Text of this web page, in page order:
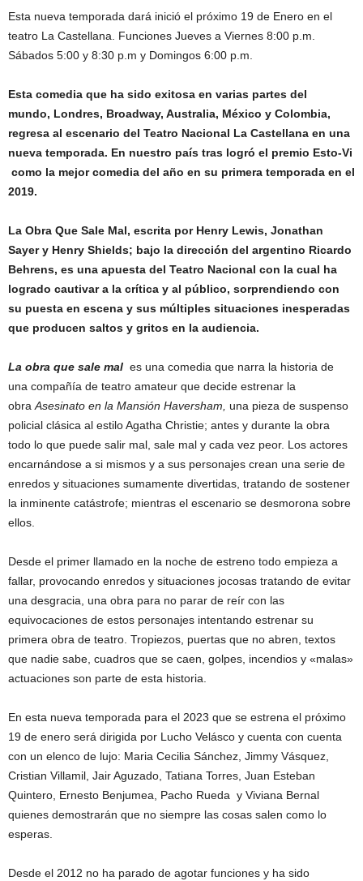
Esta nueva temporada dará inició el próximo 19 de Enero en el
teatro La Castellana. Funciones Jueves a Viernes 8:00 p.m.
Sábados 5:00 y 8:30 p.m y Domingos 6:00 p.m.
Esta comedia que ha sido exitosa en varias partes del
mundo, Londres, Broadway, Australia, México y Colombia,
regresa al escenario del Teatro Nacional La Castellana en una
nueva temporada. En nuestro país tras logró el premio Esto-Vi
como la mejor comedia del año en su primera temporada en el
2019.
La Obra Que Sale Mal, escrita por Henry Lewis, Jonathan
Sayer y Henry Shields; bajo la dirección del argentino Ricardo
Behrens, es una apuesta del Teatro Nacional con la cual ha
logrado cautivar a la crítica y al público, sorprendiendo con
su puesta en escena y sus múltiples situaciones inesperadas
que producen saltos y gritos en la audiencia.
La obra que sale mal es una comedia que narra la historia de
una compañía de teatro amateur que decide estrenar la
obraAsesinato en la Mansión Haversham, una pieza de suspenso
policial clásica al estilo Agatha Christie; antes y durante la obra
todo lo que puede salir mal, sale mal y cada vez peor. Los actores
encarnándose a si mismos y a sus personajes crean una serie de
enredos y situaciones sumamente divertidas, tratando de sostener
la inminente catástrofe; mientras el escenario se desmorona sobre
ellos.
Desde el primer llamado en la noche de estreno todo empieza a
fallar, provocando enredos y situaciones jocosas tratando de evitar
una desgracia, una obra para no parar de reír con las
equivocaciones de estos personajes intentando estrenar su
primera obra de teatro. Tropiezos, puertas que no abren, textos
que nadie sabe, cuadros que se caen, golpes, incendios y «malas»
actuaciones son parte de esta historia.
En esta nueva temporada para el 2023 que se estrena el próximo
19 de enero será dirigida por Lucho Velásco y cuenta con cuenta
con un elenco de lujo: Maria Cecilia Sánchez, Jimmy Vásquez,
Cristian Villamil, Jair Aguzado, Tatiana Torres, Juan Esteban
Quintero, Ernesto Benjumea, Pacho Rueda y Viviana Bernal
quienes demostrarán que no siempre las cosas salen como lo
esperas.
Desde el 2012 no ha parado de agotar funciones y ha sido